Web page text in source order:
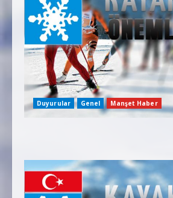
Duyurular Genel Manşet Haber